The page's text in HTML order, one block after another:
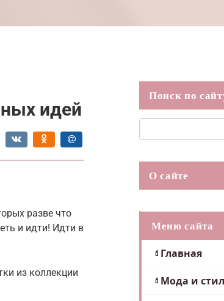
идей
разве что
и идти! Идти в
из коллекции
Поиск по
О сайте
Меню сайта
Главная
Мода и